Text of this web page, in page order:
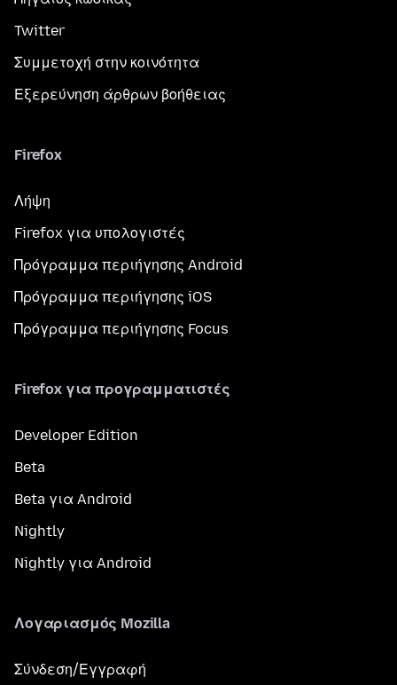
Twitter
Συμμετοχή στην κοινότητα
Εξερεύνηση άρθρων βοήθειας
Firefox
Λήψη
Firefox για υπολογιστές
Πρόγραμμα περιήγησης Android
Πρόγραμμα περιήγησης iOS
Πρόγραμμα περιήγησης Focus
Firefox για προγραμματιστές
Developer Edition
Beta
Beta για Android
Nightly
Nightly για Android
Λογαριασμός Mozilla
Σύνδεση/Εγγραφή